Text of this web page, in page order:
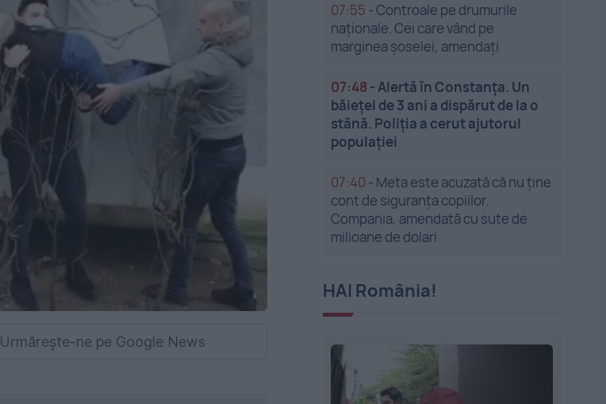
Urmărește-ne pe Google News
07:55 -Controale pe drumurile
naționale. Cei care vând pe
marginea șoselei, amendați
07:48 -Alertă în Constanța. Un
băiețel de 3 ani a dispărut de la o
stână. Poliția a cerut ajutorul
populației
07:40 - Meta este acuzată că nu ține
cont de siguranța copiilor.
Compania, amendată cu sute de
milioane de dolari
HAI România!